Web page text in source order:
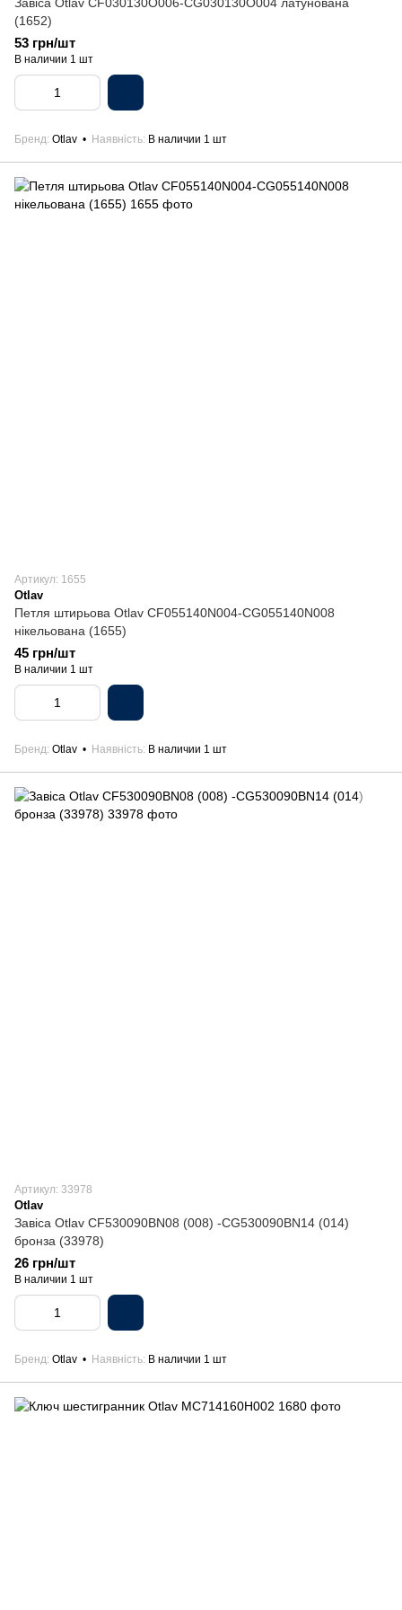
Завіса Otlav CF030130O006-CG030130O004 латунована
(1652)
53 грн/шт
В наличии 1 шт
Бренд Otlav Наявність В наличии 1 шт
Артикул: 1655
Otlav
Петля штирьова Otlav CF055140N004-CG055140N008
нікельована (1655)
45 грн/шт
В наличии 1 шт
Бренд Otlav Наявність В наличии 1 шт
Артикул: 33978
Otlav
Завіса Otlav CF530090BN08 (008) -CG530090BN14 (014)
бронза (33978)
26 грн/шт
В наличии 1 шт
Бренд Otlav Наявність В наличии 1 шт